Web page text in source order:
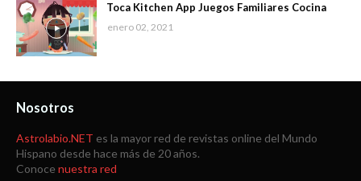
Toca Kitchen App Juegos Familiares Cocina
enero 02, 2021
Nosotros
Astrolabio.NET es la mayor red de revistas online del Mundo
Hispano desde hace más de 20 años.
Conoce nuestra red